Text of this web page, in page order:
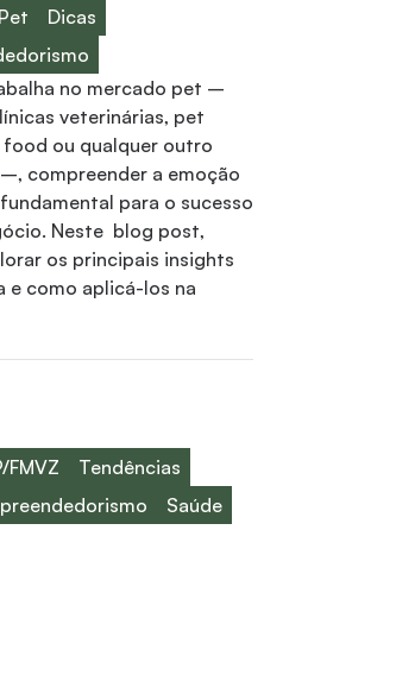
Dicas
no mercado pet –
veterinárias, pet
ou qualquer outro
compreender a emoção
para o sucesso
Neste blog post,
os principais insights
e como aplicá-los na
FMVZ
Tendências
Saúde